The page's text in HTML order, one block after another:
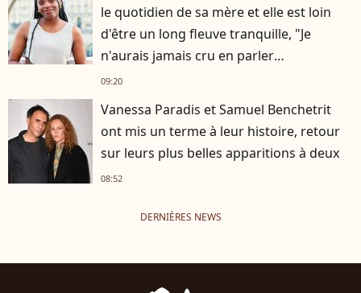
le quotidien de sa mère et elle est loin
d'être un long fleuve tranquille, "Je
n'aurais jamais cru en parler
publiquement"
09:20
Vanessa Paradis et Samuel Benchetrit
ont mis un terme à leur histoire, retour
sur leurs plus belles apparitions à deux
08:52
DERNIÈRES NEWS